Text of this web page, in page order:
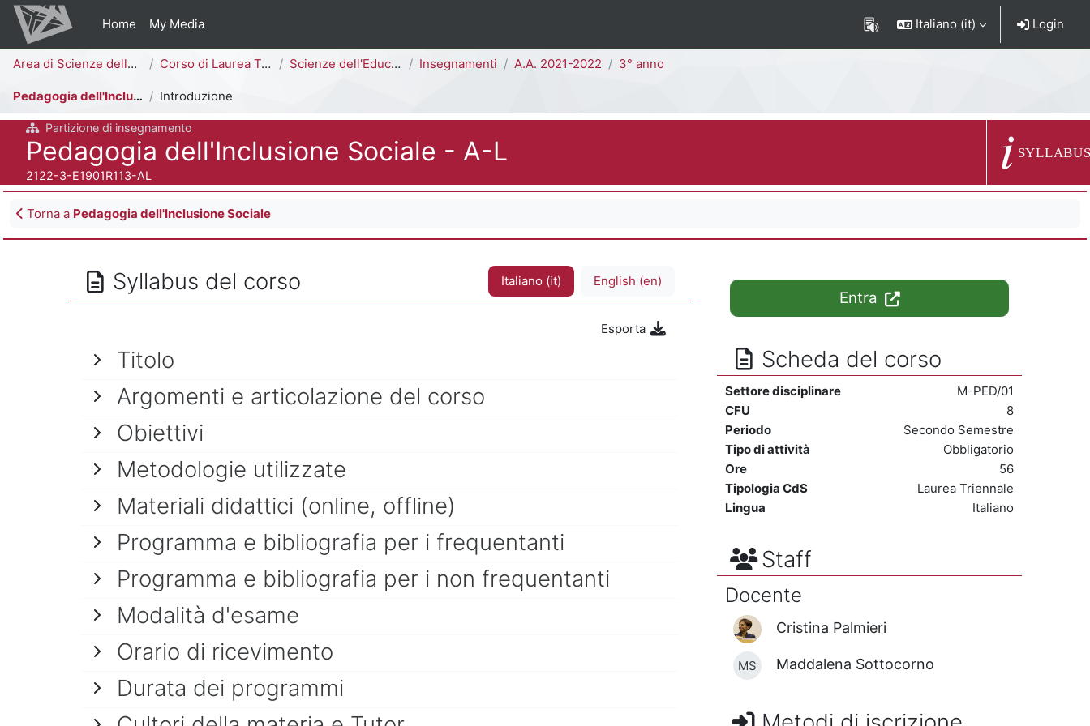
Vai al contenuto principale
Home
My Media Italiano ‎(it)‎ Login
Percorso della paginaArea di Scienze della Formazione Corso di Laurea Triennale Scienze dell'Educazione [E1902R - E1901R] Insegnamenti A.A. 2021-2022 3° anno
Pedagogia dell'Inclusione Sociale - A-L Introduzione
Partizione di insegnamento
Titolo del corso
Pedagogia dell'Inclusione Sociale - A-L
Codice identificativo del corso
2122-3-E1901R113-AL
Descrizione del
SYLLABUS
Blocchi
Torna a Pedagogia dell'Inclusione Sociale
Syllabus del corso Italiano ‎(it)‎ English ‎(en)‎
Esporta
Titolo
Argomenti e articolazione del corso
Obiettivi
Metodologie utilizzate
Materiali didattici (online, offline)
Programma e bibliografia per i frequentanti
Programma e bibliografia per i non frequentanti
Modalità d'esame
Orario di ricevimento
Durata dei programmi
Entra
Scheda del corso
Settore disciplinare
M-PED/01
CFU
8
Periodo
Secondo Semestre
Tipo di attività
Obbligatorio
Ore
56
Tipologia CdS
Laurea Triennale
Lingua
Italiano
Staff
Docente
Cristina Palmieri
MS Maddalena Sottocorno